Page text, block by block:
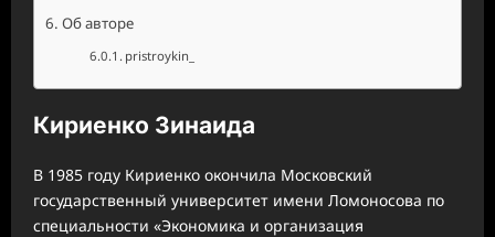
Об авторе
pristroykin_
Кириенко Зинаида
В 1985 году Кириенко окончила Московский
государственный университет имени Ломоносова по
специальности «Экономика и организация